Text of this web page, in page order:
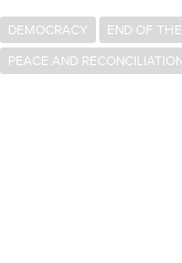
DEMOCRACY END OF
PEACE AND RECONCILIATION